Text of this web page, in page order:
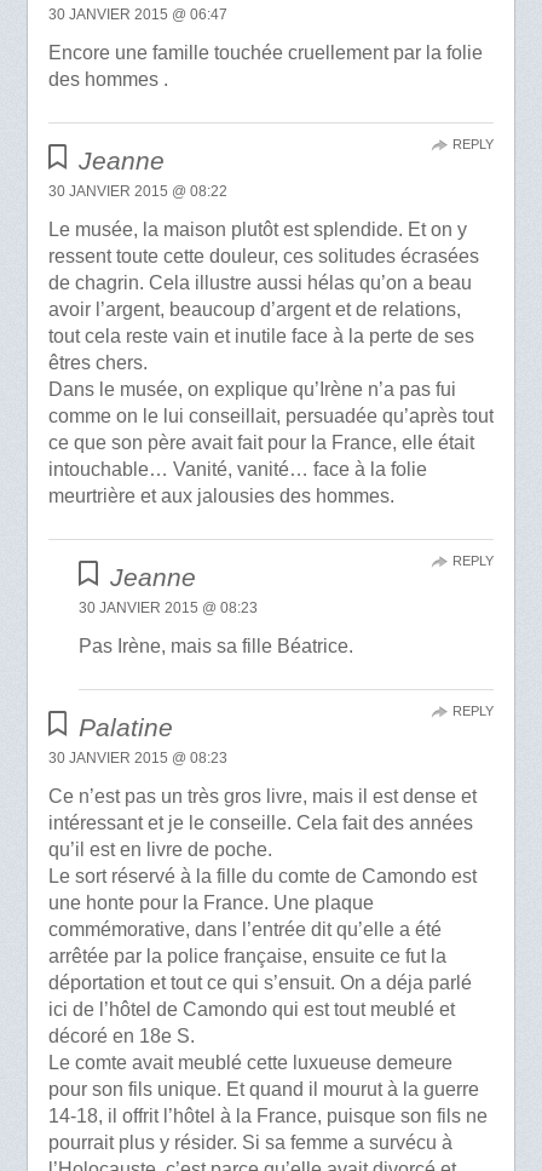
30 JANVIER 2015 @ 06:47
Encore une famille touchée cruellement par la folie
des hommes .
Jeanne
30 JANVIER 2015 @ 08:22
Le musée, la maison plutôt est splendide. Et on y
ressent toute cette douleur, ces solitudes écrasées
de chagrin. Cela illustre aussi hélas qu’on a beau
avoir l’argent, beaucoup d’argent et de relations,
tout cela reste vain et inutile face à la perte de ses
êtres chers.
Dans le musée, on explique qu’Irène n’a pas fui
comme on le lui conseillait, persuadée qu’après tout
ce que son père avait fait pour la France, elle était
intouchable… Vanité, vanité… face à la folie
meurtrière et aux jalousies des hommes.
REPLY
Jeanne
30 JANVIER 2015 @ 08:23
Pas Irène, mais sa fille Béatrice.
REPLY
Palatine
30 JANVIER 2015 @ 08:23
Ce n’est pas un très gros livre, mais il est dense et
intéressant et je le conseille. Cela fait des années
qu’il est en livre de poche.
Le sort réservé à la fille du comte de Camondo est
une honte pour la France. Une plaque
commémorative, dans l’entrée dit qu’elle a été
arrêtée par la police française, ensuite ce fut la
déportation et tout ce qui s’ensuit. On a déja parlé
ici de l’hôtel de Camondo qui est tout meublé et
décoré en 18e S.
Le comte avait meublé cette luxueuse demeure
pour son fils unique. Et quand il mourut à la guerre
14-18, il offrit l’hôtel à la France, puisque son fils ne
pourrait plus y résider. Si sa femme a survécu à
REPLY